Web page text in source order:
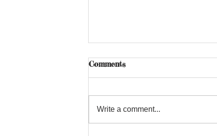
Comments
Write a comment...